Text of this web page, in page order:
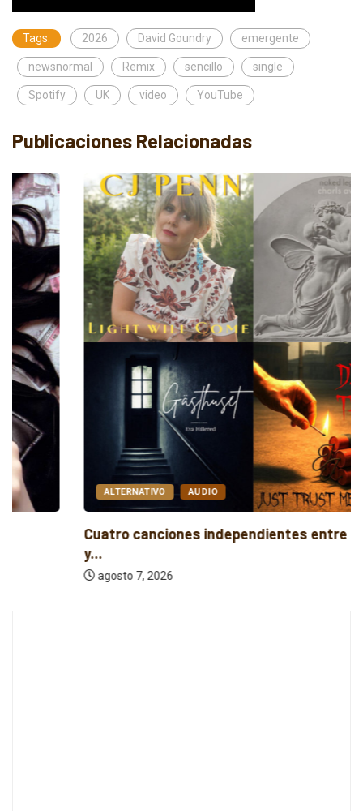
Tags: 2026 David Goundry emergente
newsnormal Remix sencillo single
Spotify UK video YouTube
Publicaciones Relacionadas
AUDIO
Cuatro canciones independientes entre folk, rock
agosto 7, 2026